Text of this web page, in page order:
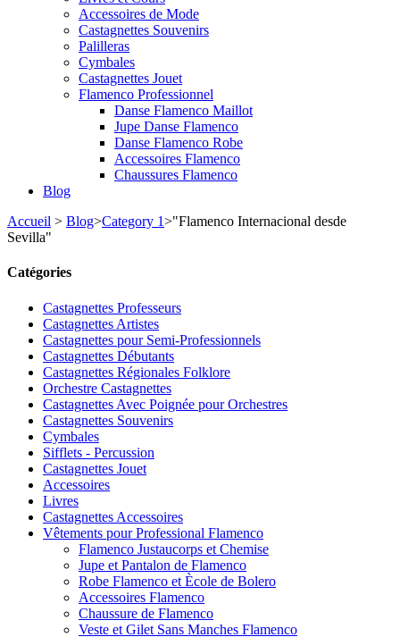
Accessoires de Mode
Castagnettes Souvenirs
Palilleras
Cymbales
Castagnettes Jouet
Flamenco Professionnel
Danse Flamenco Maillot
Jupe Danse Flamenco
Danse Flamenco Robe
Accessoires Flamenco
Chaussures Flamenco
Blog
Accueil > Blog>Category 1>"Flamenco Internacional desde
Sevilla"
Catégories
Castagnettes Professeurs
Castagnettes Artistes
Castagnettes pour Semi-Professionnels
Castagnettes Débutants
Castagnettes Régionales Folklore
Orchestre Castagnettes
Castagnettes Avec Poignée pour Orchestres
Castagnettes Souvenirs
Cymbales
Sifflets - Percussion
Castagnettes Jouet
Accessoires
Livres
Castagnettes Accessoires
Vêtements pour Professional Flamenco
Flamenco Justaucorps et Chemise
Jupe et Pantalon de Flamenco
Robe Flamenco et Ècole de Bolero
Accessoires Flamenco
Chaussure de Flamenco
Veste et Gilet Sans Manches Flamenco